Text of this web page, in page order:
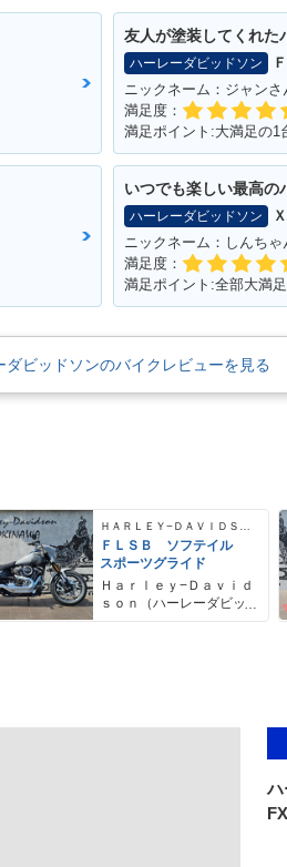
友人が塗装してくれた
ハーレーダビッドソン
ニックネーム：ジャンさ
満足度：
いつでも楽しい最高の
ハーレーダビッドソン
ニックネーム：しんちゃ
満足度：
満足ポイント:全部大満足
ダビッドソンのバイクレビューを見る
ＦＬＳＢ ソフテイル
スポーツグライド
Ｈａｒｌｅｙ−Ｄａｖｉｄ
ｓｏｎ（ハーレーダビッ
ハ